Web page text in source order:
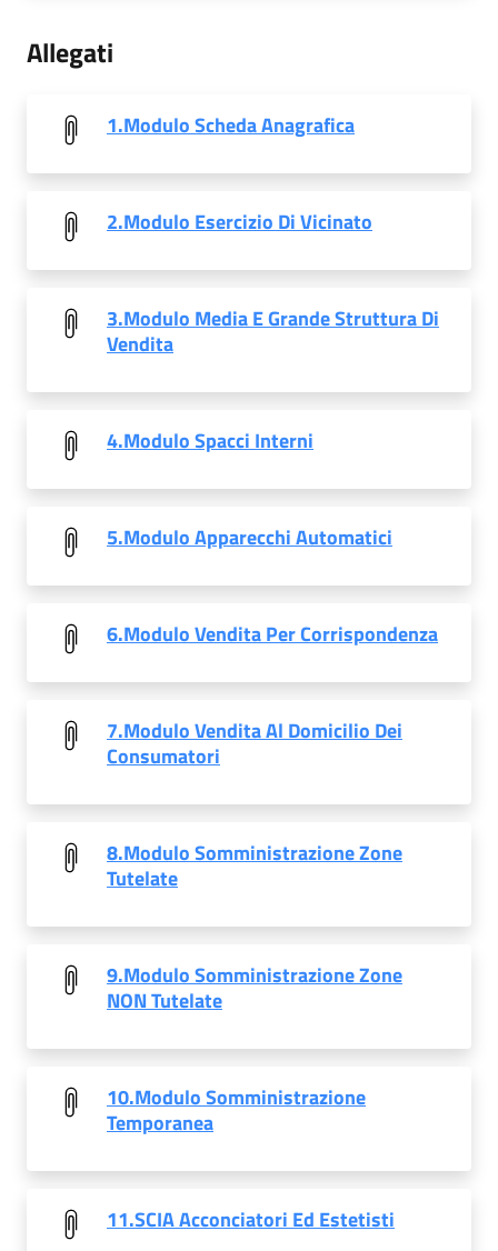
Allegati
1.Modulo Scheda Anagrafica
2.Modulo Esercizio Di Vicinato
3.Modulo Media E Grande Struttura Di
Vendita
4.Modulo Spacci Interni
5.Modulo Apparecchi Automatici
6.Modulo Vendita Per Corrispondenza
7.Modulo Vendita Al Domicilio Dei
Consumatori
8.Modulo Somministrazione Zone
Tutelate
9.Modulo Somministrazione Zone
NON Tutelate
10.Modulo Somministrazione
Temporanea
11.SCIA Acconciatori Ed Estetisti